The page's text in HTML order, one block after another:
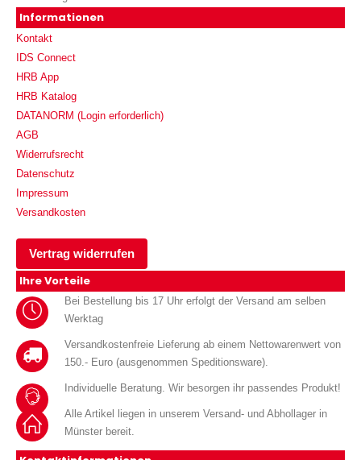
Informationen
Kontakt
IDS Connect
HRB App
HRB Katalog
DATANORM (Login erforderlich)
AGB
Widerrufsrecht
Datenschutz
Impressum
Versandkosten
Vertrag widerrufen
Ihre Vorteile
Bei Bestellung bis 17 Uhr erfolgt der Versand am selben
Werktag
Versandkostenfreie Lieferung ab einem Nettowarenwert von
150.- Euro (ausgenommen Speditionsware).
Individuelle Beratung. Wir besorgen ihr passendes Produkt!
Alle Artikel liegen in unserem Versand- und Abhollager in
Münster bereit.